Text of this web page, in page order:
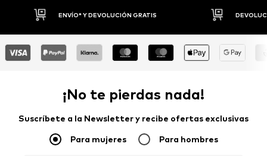
DEVOLUCIONES HASTA 30 DÍAS
¡No te pierdas nada!
Suscríbete a la Newsletter y recibe ofertas exclusivas
Para mujeres Para hombres